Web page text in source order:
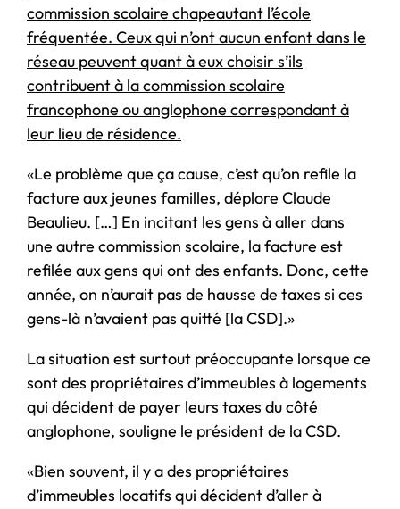
commission scolaire chapeautant l’école
fréquentée. Ceux qui n’ont aucun enfant dans le
réseau peuvent quant à eux choisir s’ils
contribuent à la commission scolaire
francophone ou anglophone correspondant à
leur lieu de résidence.
«Le problème que ça cause, c’est qu’on refile la
facture aux jeunes familles, déplore Claude
Beaulieu. […] En incitant les gens à aller dans
une autre commission scolaire, la facture est
refilée aux gens qui ont des enfants. Donc, cette
année, on n’aurait pas de hausse de taxes si ces
gens-là n’avaient pas quitté [la CSD].»
La situation est surtout préoccupante lorsque ce
sont des propriétaires d’immeubles à logements
qui décident de payer leurs taxes du côté
anglophone, souligne le président de la CSD.
«Bien souvent, il y a des propriétaires
d’immeubles locatifs qui décident d’aller à